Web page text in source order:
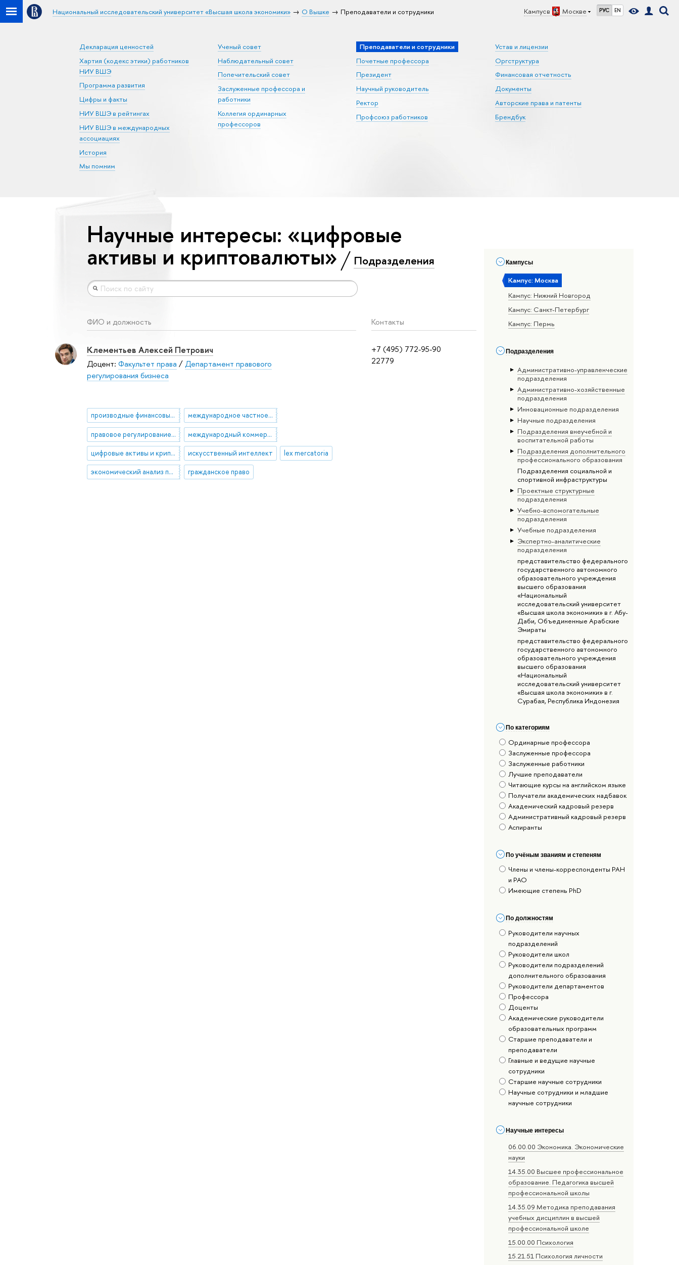
Кампус в Москве РУС EN
Национальный исследовательский университет «Высшая школа экономики» О Вышке Преподаватели и сотрудники
Декларация ценностей
Хартия (кодекс этики) работников
НИУ ВШЭ
Программа развития
Цифры и факты
НИУ ВШЭ в рейтингах
НИУ ВШЭ в международных
ассоциациях
История
Мы помним
Ученый совет
Наблюдательный совет
Попечительский совет
Заслуженные профессора и
работники
Коллегия ординарных
профессоров
Преподаватели и сотрудники
Почетные профессора
Президент
Научный руководитель
Ректор
Профсоюз работников
Устав и лицензии
Оргструктура
Финансовая отчетность
Документы
Авторские права и патенты
Брендбук
Кампусы
Кампус: Москва
Кампус: Нижний Новгород
Кампус: Санкт-Петербург
Кампус: Пермь
Подразделения
Административно-управленческие
подразделения
Административно-хозяйственные
подразделения
Инновационные подразделения
Научные подразделения
Подразделения внеучебной и
воспитательной работы
Подразделения дополнительного
профессионального образования
Подразделения социальной и
спортивной инфраструктуры
Проектные структурные
подразделения
Учебно-вспомогательные
подразделения
Учебные подразделения
Экспертно-аналитические
подразделения
представительство федерального
государственного автономного
образовательного учреждения
высшего образования
«Национальный
исследовательский университет
«Высшая школа экономики» в г. Абу-
Даби, Объединенные Арабские
Эмираты
представительство федерального
государственного автономного
образовательного учреждения
высшего образования
«Национальный
исследовательский университет
«Высшая школа экономики» в г.
Сурабая, Республика Индонезия
По категориям
Ординарные профессора
Заслуженные профессора
Заслуженные работники
Лучшие преподаватели
Читающие курсы на английском языке
Получатели академических надбавок
Академический кадровый резерв
Административный кадровый резерв
Аспиранты
По учёным званиям и степеням
Члены и члены-корреспонденты РАН
и РАО
Имеющие степень PhD
По должностям
Руководители научных
подразделений
Руководители школ
Руководители подразделений
дополнительного образования
Руководители департаментов
Профессора
Доценты
Академические руководители
образовательных программ
Старшие преподаватели и
преподаватели
Главные и ведущие научные
сотрудники
Старшие научные сотрудники
Научные сотрудники и младшие
научные сотрудники
Научные интересы
06.00.00 Экономика. Экономические
науки
14.35.00 Высшее профессиональное
образование. Педагогика высшей
профессиональной школы
14.35.09 Методика преподавания
учебных дисциплин в высшей
профессиональной школе
15.00.00 Психология
15.21.51 Психология личности
Научные интересы: «цифровые
активы и криптовалюты» Подразделения
ФИО и должность Контакты
+7 (495) 772-95-90
22779
Клементьев Алексей Петрович
Доцент: Факультет права /Департамент правового
регулирования бизнеса
производные финансовые инструменты международное частное право
правовое регулирование рынка ценных бумаг международный коммерческий арбитраж
цифровые активы и криптовалюты искусственный интеллект lex mercatoria
экономический анализ права гражданское право